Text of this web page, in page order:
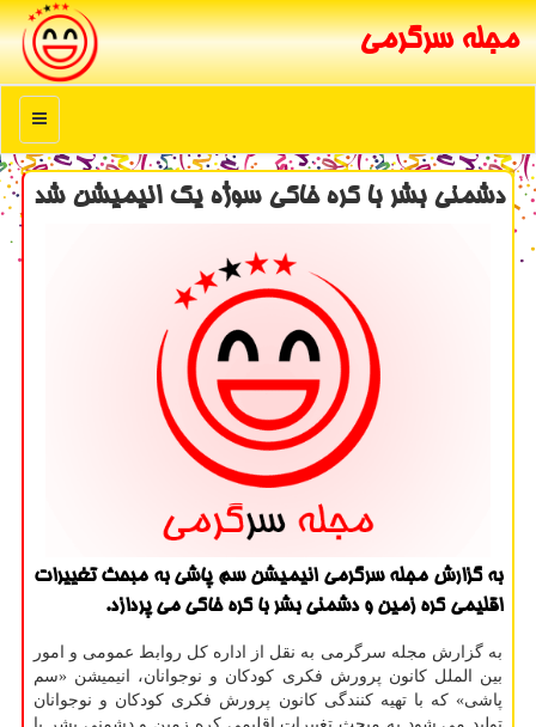
مجله سرگرمی
منو
دشمنی بشر با كره خاكی سوژه یك انیمیشن شد
به گزارش مجله سرگرمی انیمیشن سم پاشی به مبحث تغییرات
اقلیمی كره زمین و دشمنی بشر با كره خاكی می پردازد.
به گزارش مجله سرگرمی به نقل از اداره كل روابط عمومی و امور
بین الملل كانون پرورش فكری كودكان و نوجوانان، انیمیشن «سم
پاشی» كه با تهیه كنندگی كانون پرورش فكری كودكان و نوجوانان